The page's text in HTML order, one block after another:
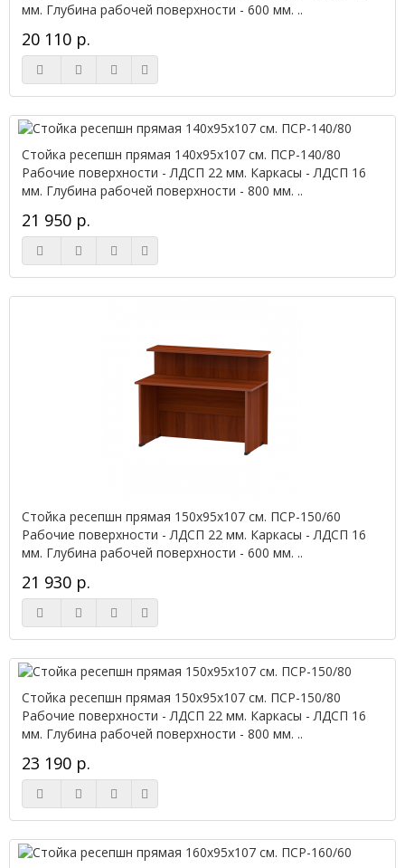
мм. Глубина рабочей поверхности - 600 мм. ..
20 110 р.
Стойка ресепшн прямая 140х95х107 см. ПСР-140/80
Рабочие поверхности - ЛДСП 22 мм. Каркасы - ЛДСП 16
мм. Глубина рабочей поверхности - 800 мм. ..
21 950 р.
Стойка ресепшн прямая 150х95х107 см. ПСР-150/60
Рабочие поверхности - ЛДСП 22 мм. Каркасы - ЛДСП 16
мм. Глубина рабочей поверхности - 600 мм. ..
21 930 р.
Стойка ресепшн прямая 150х95х107 см. ПСР-150/80
Рабочие поверхности - ЛДСП 22 мм. Каркасы - ЛДСП 16
мм. Глубина рабочей поверхности - 800 мм. ..
23 190 р.